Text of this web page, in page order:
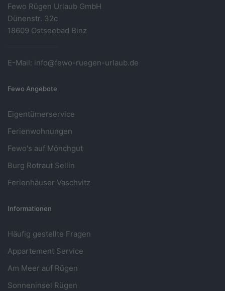
Fewo Rügen Urlaub GmbH
Dünenstr. 32c
18609 Ostseebad Binz
E-Mail: info@fewo-ruegen-urlaub.de
Fewo Angebote
Eigentümerservice
Ferienwohnungen
Fewo's auf Mönchgut
Burg Rotraut Sellin
Ferienhäuser Vaschvitz
Informationen
Häufig gestellte Fragen
Appartement Service
Am Meer auf Rügen
Sonneninsel Rügen